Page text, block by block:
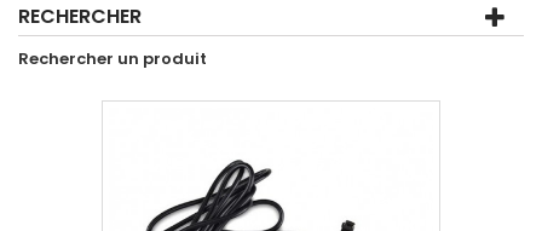
RECHERCHER
Rechercher un produit